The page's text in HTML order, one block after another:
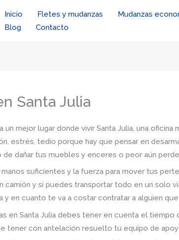
Inicio Fletes y mudanzas Mudanzas
Blog
Contacto
Santa Julia
un mejor lugar donde vivir Santa Julia, una
estrés, tedio porque hay que pensar en
dañar tus muebles y enceres o peor aún
suficientes y la fuerza para mover tus
camión y si puedes transportar todo en un solo
y en cuanto te va a costar contratar a alguien
en Santa Julia debes tener en cuenta el
tener con antelación resuelto tu equipo de